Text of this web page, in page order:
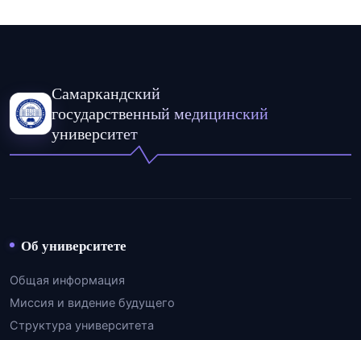
Самаркандский
государственный медицинский
университет
Об университете
Общая информация
Миссия и видение будущего
Структура университета